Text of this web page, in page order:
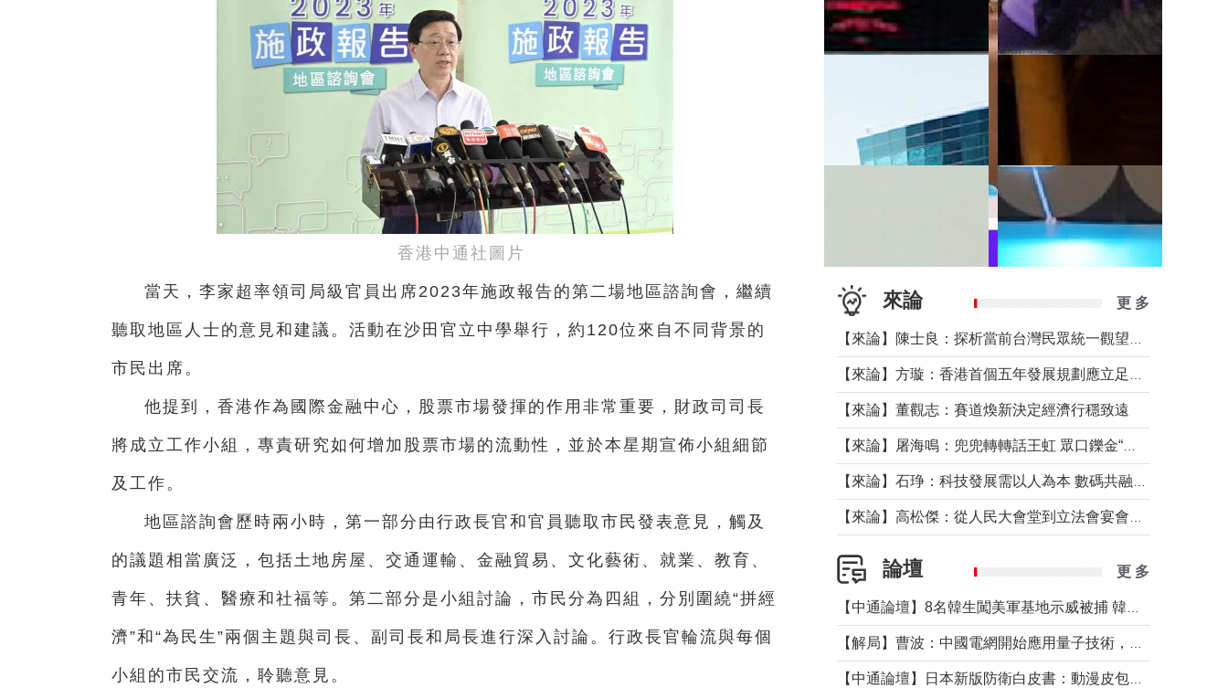
香港中通社圖片
當天，李家超率領司局級官員出席2023年施政報告的第二場地區諮詢會，繼續
聽取地區人士的意見和建議。活動在沙田官立中學舉行，約120位來自不同背景的
市民出席。
他提到，香港作為國際金融中心，股票市場發揮的作用非常重要，財政司司長
將成立工作小組，專責研究如何增加股票市場的流動性，並於本星期宣佈小組細節
及工作。
地區諮詢會歷時兩小時，第一部分由行政長官和官員聽取市民發表意見，觸及
的議題相當廣泛，包括土地房屋、交通運輸、金融貿易、文化藝術、就業、教育、
青年、扶貧、醫療和社福等。第二部分是小組討論，市民分為四組，分別圍繞“拼經
濟”和“為民生”兩個主題與司長、副司長和局長進行深入討論。行政長官輪流與每個
小組的市民交流，聆聽意見。
來論 更 多
【來論】董觀志：賽道煥新決定經濟行穩致遠
論壇 更 多